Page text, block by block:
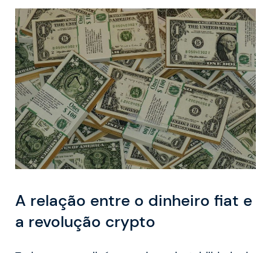
A relação entre o dinheiro fiat e
a revolução crypto